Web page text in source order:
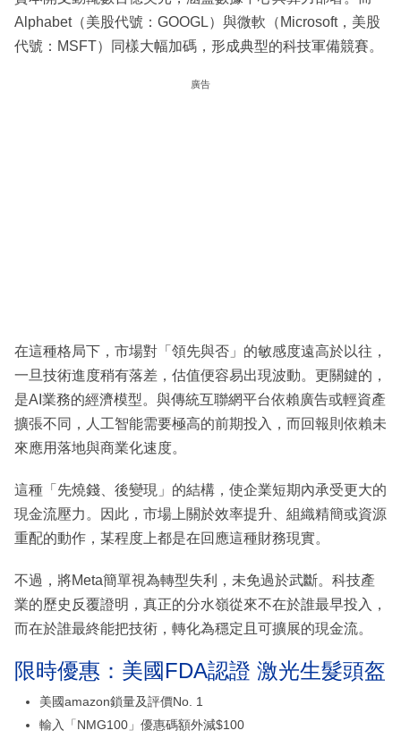
Alphabet（美股代號：GOOGL）與微軟（Microsoft，美股
代號：MSFT）同樣大幅加碼，形成典型的科技軍備競賽。
廣告
在這種格局下，市場對「領先與否」的敏感度遠高於以往，
一旦技術進度稍有落差，估值便容易出現波動。更關鍵的，
是AI業務的經濟模型。與傳統互聯網平台依賴廣告或輕資產
擴張不同，人工智能需要極高的前期投入，而回報則依賴未
來應用落地與商業化速度。
這種「先燒錢、後變現」的結構，使企業短期內承受更大的
現金流壓力。因此，市場上關於效率提升、組織精簡或資源
重配的動作，某程度上都是在回應這種財務現實。
不過，將Meta簡單視為轉型失利，未免過於武斷。科技產
業的歷史反覆證明，真正的分水嶺從來不在於誰最早投入，
而在於誰最終能把技術，轉化為穩定且可擴展的現金流。
限時優惠：美國FDA認證 激光生髮頭盔
美國amazon鎖量及評價No. 1
輸入「NMG100」優惠碼額外減$100